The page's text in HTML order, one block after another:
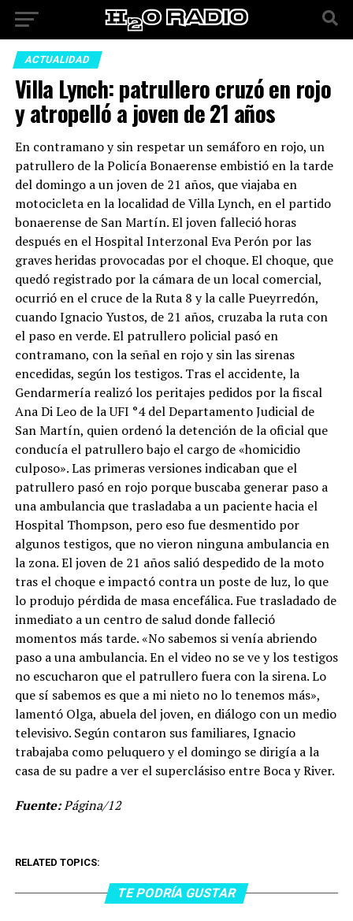
ACTUALIDAD
Villa Lynch: patrullero cruzó en rojo
y atropelló a joven de 21 años
En contramano y sin respetar un semáforo en rojo, un
patrullero de la Policía Bonaerense embistió en la tarde
del domingo a un joven de 21 años, que viajaba en
motocicleta en la localidad de Villa Lynch, en el partido
bonaerense de San Martín. El joven falleció horas
después en el Hospital Interzonal Eva Perón por las
graves heridas provocadas por el choque. El choque, que
quedó registrado por la cámara de un local comercial,
ocurrió en el cruce de la Ruta 8 y la calle Pueyrredón,
cuando Ignacio Yustos, de 21 años, cruzaba la ruta con
el paso en verde. El patrullero policial pasó en
contramano, con la señal en rojo y sin las sirenas
encedidas, según los testigos. Tras el accidente, la
Gendarmería realizó los peritajes pedidos por la fiscal
Ana Di Leo de la UFI °4 del Departamento Judicial de
San Martín, quien ordenó la detención de la oficial que
conducía el patrullero bajo el cargo de «homicidio
culposo». Las primeras versiones indicaban que el
patrullero pasó en rojo porque buscaba generar paso a
una ambulancia que trasladaba a un paciente hacia el
Hospital Thompson, pero eso fue desmentido por
algunos testigos, que no vieron ninguna ambulancia en
la zona. El joven de 21 años salió despedido de la moto
tras el choque e impactó contra un poste de luz, lo que
lo produjo pérdida de masa encefálica. Fue trasladado de
inmediato a un centro de salud donde falleció
momentos más tarde. «No sabemos si venía abriendo
paso a una ambulancia. En el video no se ve y los testigos
no escucharon que el patrullero fuera con la sirena. Lo
que sí sabemos es que a mi nieto no lo tenemos más»,
lamentó Olga, abuela del joven, en diálogo con un medio
televisivo. Según contaron sus familiares, Ignacio
trabajaba como peluquero y el domingo se dirigía a la
casa de su padre a ver el superclásiso entre Boca y River.
Fuente:Página/12
RELATED TOPICS:
TE PODRÍA GUSTAR